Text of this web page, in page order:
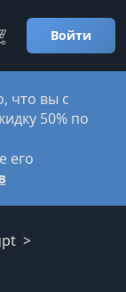
Войти
что вы с
50% по
его